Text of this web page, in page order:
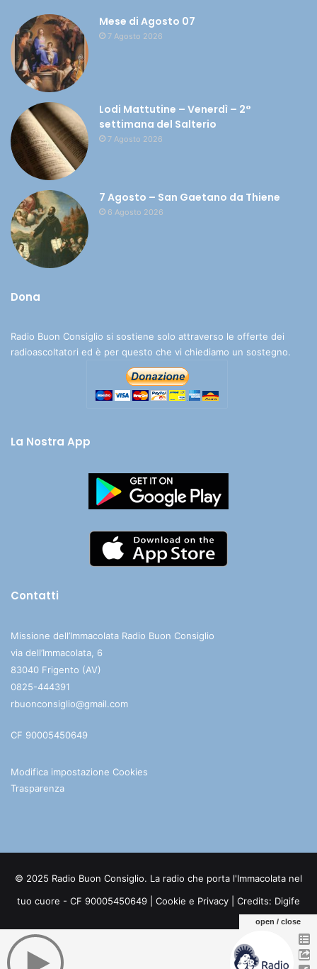
Mese di Agosto 07
7 Agosto 2026
Lodi Mattutine – Venerdì – 2°
settimana del Salterio
7 Agosto 2026
7 Agosto – San Gaetano da Thiene
6 Agosto 2026
Dona
Radio Buon Consiglio si sostiene solo attraverso le offerte dei
radioascoltatori ed è per questo che vi chiediamo un sostegno.
La Nostra App
Contatti
Missione dell’Immacolata Radio Buon Consiglio
via dell’Immacolata, 6
83040 Frigento (AV)
0825-444391
rbuonconsiglio@gmail.com
CF 90005450649
Modifica impostazione Cookies
Trasparenza
© 2025 Radio Buon Consiglio. La radio che porta l'Immacolata nel
tuo cuore - CF 90005450649 | Cookie e Privacy | Credits: Digife
open / close